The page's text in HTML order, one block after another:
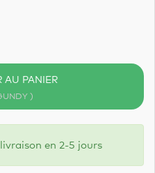
PANIER
( S BURGUNDY )
en 2-5 jours